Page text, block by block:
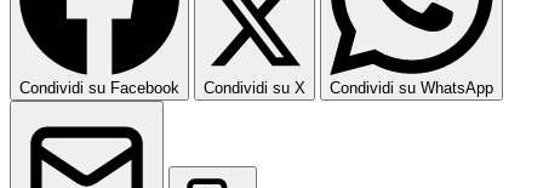
Condividi su Facebook Condividi su X Condividi su WhatsApp